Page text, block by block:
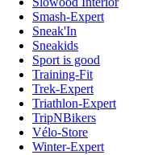
Smash-Expert
Sneak'In
Sneakids
Sport is good
Training-Fit
Trek-Expert
Triathlon-Expert
TripNBikers
Vélo-Store
Winter-Expert